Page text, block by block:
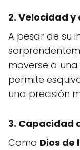
2. Velocidad
A pesar de su
moverse a una
permite
una precisión
3. Capacidad
Como Dios de